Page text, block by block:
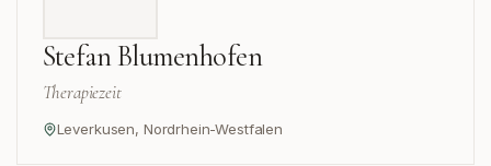
Stefan Blumenhofen
Therapiezeit
Leverkusen, Nordrhein-Westfalen